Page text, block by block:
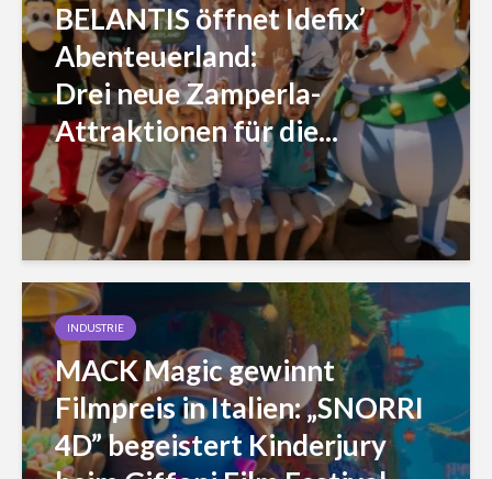
BELANTIS öffnet Idefix’
Abenteuerland:
Drei neue Zamperla-
Attraktionen für die...
INDUSTRIE
MACK Magic gewinnt
Filmpreis in Italien: „SNORRI
4D” begeistert Kinderjury